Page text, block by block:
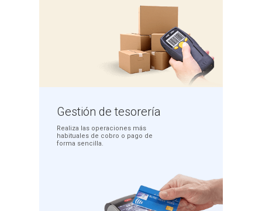
Gestiónde tesorería
Realiza las operaciones más
habituales de cobro o pago de
forma sencilla.